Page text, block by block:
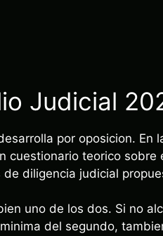
Judicial
por oposicion. En
cuestionario teorico sobre
diligencia judicial
uno de los dos. Si no
del segundo,